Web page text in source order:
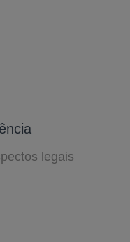
legais